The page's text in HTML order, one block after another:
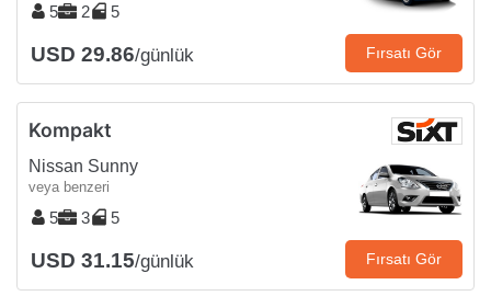
5 2 5
USD 29.86/günlük Fırsatı Gör
Kompakt
Nissan Sunny
veya benzeri
5 3 5
USD 31.15/günlük Fırsatı Gör